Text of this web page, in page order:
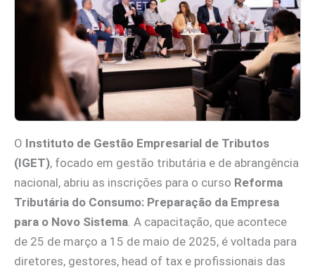
O Instituto de Gestão Empresarial de Tributos
(IGET), focado em gestão tributária e de abrangência
nacional, abriu as inscrições para o curso Reforma
Tributária do Consumo: Preparação da Empresa
para o Novo Sistema. A capacitação, que acontece
de 25 de março a 15 de maio de 2025, é voltada para
diretores, gestores, head of tax e profissionais das